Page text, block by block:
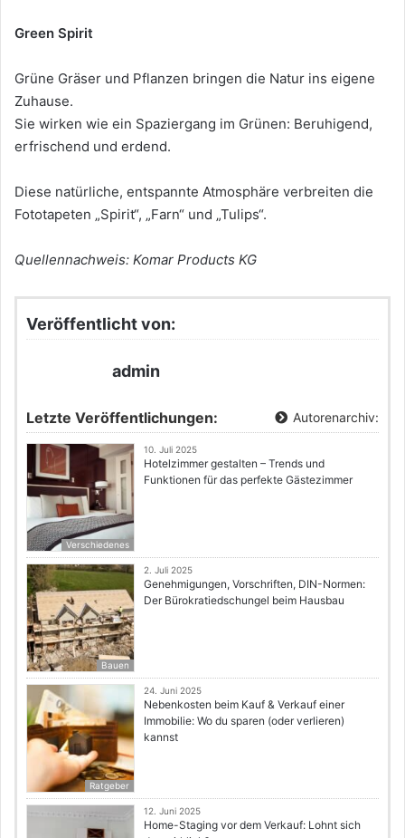
Green Spirit
Grüne Gräser und Pflanzen bringen die Natur ins eigene
Zuhause.
Sie wirken wie ein Spaziergang im Grünen: Beruhigend,
erfrischend und erdend.
Diese natürliche, entspannte Atmosphäre verbreiten die
Fototapeten „Spirit“, „Farn“ und „Tulips“.
Quellennachweis: Komar Products KG
Veröffentlicht von:
admin
Letzte Veröffentlichungen: Autorenarchiv:
Verschiedenes
10. Juli 2025
Hotelzimmer gestalten – Trends und
Funktionen für das perfekte Gästezimmer
Bauen
2. Juli 2025
Genehmigungen, Vorschriften, DIN-Normen:
Der Bürokratiedschungel beim Hausbau
Ratgeber
24. Juni 2025
Nebenkosten beim Kauf & Verkauf einer
Immobilie: Wo du sparen (oder verlieren)
kannst
12. Juni 2025
Home-Staging vor dem Verkauf: Lohnt sich